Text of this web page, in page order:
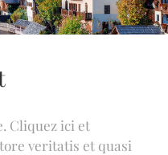
Cliquez ici et
veritatis et quasi